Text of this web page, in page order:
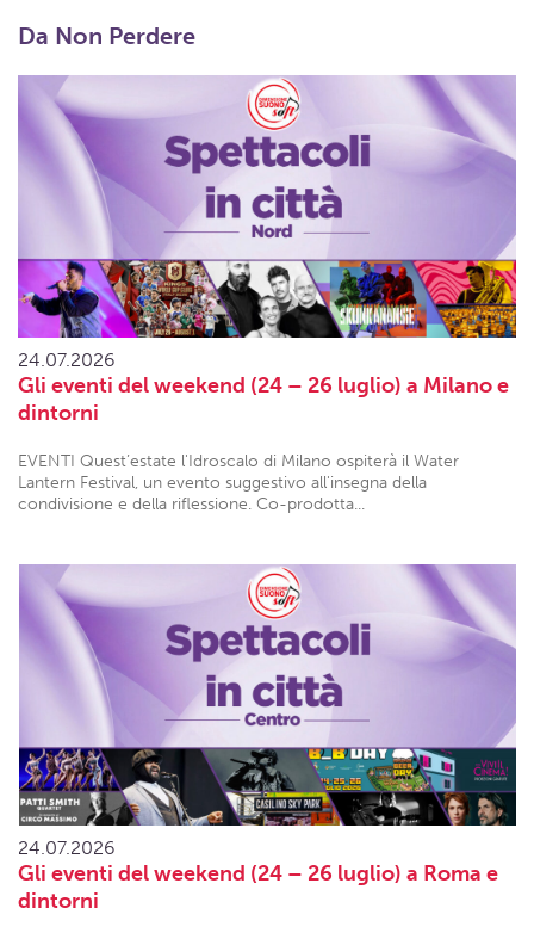
Da Non Perdere
24.07.2026
Gli eventi del weekend (24 – 26 luglio) a Milano e
dintorni
EVENTI Quest’estate l'Idroscalo di Milano ospiterà il Water
Lantern Festival, un evento suggestivo all'insegna della
condivisione e della riflessione. Co-prodotta...
24.07.2026
Gli eventi del weekend (24 – 26 luglio) a Roma e
dintorni